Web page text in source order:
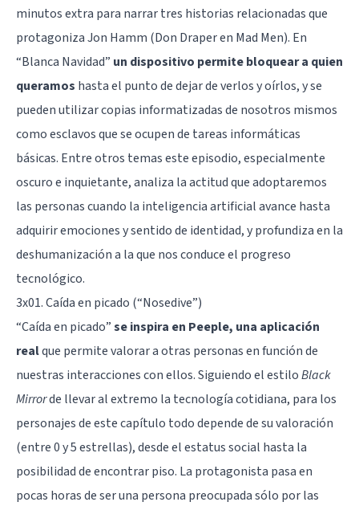
minutos extra para narrar tres historias relacionadas que
protagoniza Jon Hamm (Don Draper en Mad Men). En
“Blanca Navidad” un dispositivo permite bloqueara quien
queramos hasta el punto de dejar de verlos y oírlos, y se
pueden utilizar copias informatizadas de nosotros mismos
como esclavos que se ocupen de tareas informáticas
básicas. Entre otros temas este episodio, especialmente
oscuro e inquietante, analiza la actitud que adoptaremos
las personas cuando la inteligencia artificial avance hasta
adquiriremocionesy sentido de identidad, y profundiza en la
deshumanización a la que nos conduce el progreso
tecnológico.
3x01. Caída en picado (“Nosedive”)
“Caída en picado”se inspira en Peeple, una aplicación
realque permite valorar a otras personas en función de
nuestras interacciones con ellos. Siguiendo el estiloBlack
Mirrorde llevar al extremo la tecnología cotidiana, para los
personajes de este capítulo todo depende de su valoración
(entre 0 y 5 estrellas), desde el estatus social hasta la
posibilidad de encontrar piso. La protagonista pasa en
pocas horas de ser una persona preocupada sólo por las